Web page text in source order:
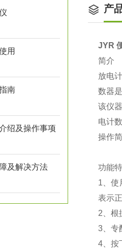
用
南
绍及操作事项
及解决方法
产
JYR
简介
放电
数器
该仪
电计
操作
功能
1 、
表示
2 、
3 、
4 、